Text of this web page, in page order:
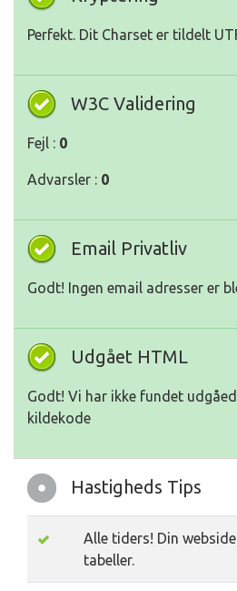
Perfekt. Dit Charset er tildelt
W3C Validering
Fejl : 0
Advarsler : 0
Email Privatliv
Godt! Ingen email adresser er
Udgået HTML
Godt! Vi har ikke fundet
kildekode
Hastigheds Tips
Alle tiders! Din
tabeller.